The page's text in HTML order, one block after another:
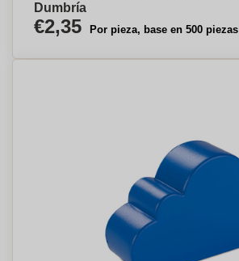
Dumbría
€2,35 Por pieza, base en 500 piezas